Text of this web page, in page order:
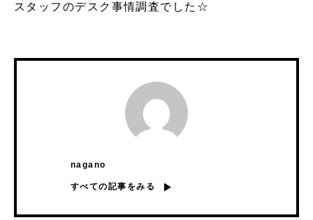
スタッフのデスク事情調査でした☆
nagano
すべての記事をみる